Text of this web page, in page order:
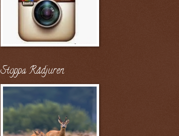
Stoppa Rådjuren